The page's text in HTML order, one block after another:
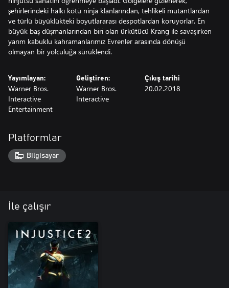
şehirlerindeki halkı kötü ninja klanlarından, tehlikeli mutantlardan
ve türlü büyüklükteki boyutlararası despotlardan koruyorlar. En
büyük baş düşmanlarından biri olan ürkütücü Krang ile savaşırken
yarım kabuklu kahramanlarımız Evrenler arasında dönüşü
olmayan bir yolculuğa sürüklendi.
Yayımlayan:
Warner Bros.
Interactive
Entertainment
Geliştiren:
Warner Bros.
Interactive
Çıkış tarihi
20.02.2018
Platformlar
Bilgisayar
İle çalışır